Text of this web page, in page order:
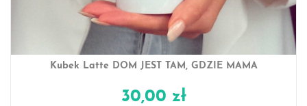
Kubek Latte DOM JEST TAM, GDZIE MAMA
30,00 zł